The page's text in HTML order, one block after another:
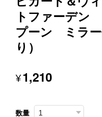
トファーデン
プーン ミラー
り）
¥1,210
数量